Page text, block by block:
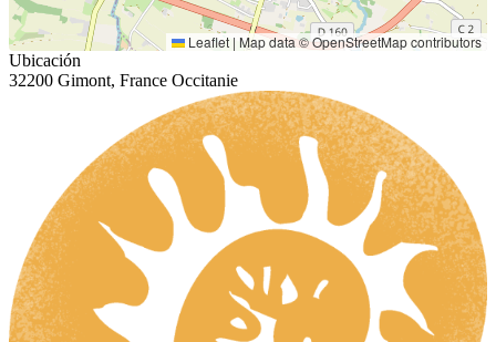
Leaflet | Map data ©OpenStreetMapcontributors
Ubicación
32200 Gimont, France Occitanie